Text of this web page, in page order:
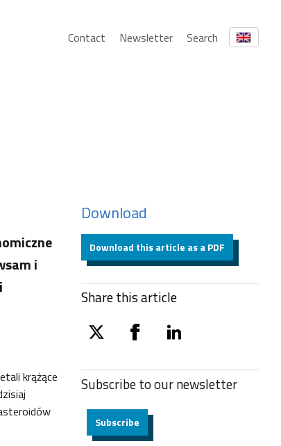
Contact Newsletter Search
i
krążące
Download
Download this article as a PDF
Share this article
twitter facebooklinkedin
Subscribe to ournewsletter
Subscribe